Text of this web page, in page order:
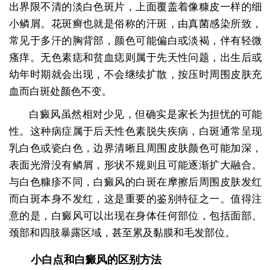
出界限不清的淡白色斑片，上面覆盖着像糠皮一样的细
小鳞屑。花斑癣也就是俗称的汗斑，由真菌感染所致，
常见于多汗的胸背部，颜色可能偏白或淡褐，伴有轻微
瘙痒。无色素痣和贫血痣则属于先天性问题，出生后或
幼年时期就会出现，不会继续扩散，按压时周围皮肤充
血而白斑处颜色不变。
白癜风虽然相对少见，但确实是家长为担忧的可能
性。这种病症属于后天性色素脱失疾病，白斑通常呈现
乳白色或瓷白色，边界清晰且周围皮肤颜色可能加深，
表面光滑没有鳞屑，形状不规则且可能逐渐扩大融合。
与白色糠疹不同，白癜风的白斑在摩擦后周围皮肤发红
而白斑本身不发红，这是重要的鉴别特征之一。值得注
意的是，白癜风可以出现在身体任何部位，包括面部、
颈部和四肢暴露区域，甚至累及黏膜和毛发部位。
小白点和白癜风的区别方法